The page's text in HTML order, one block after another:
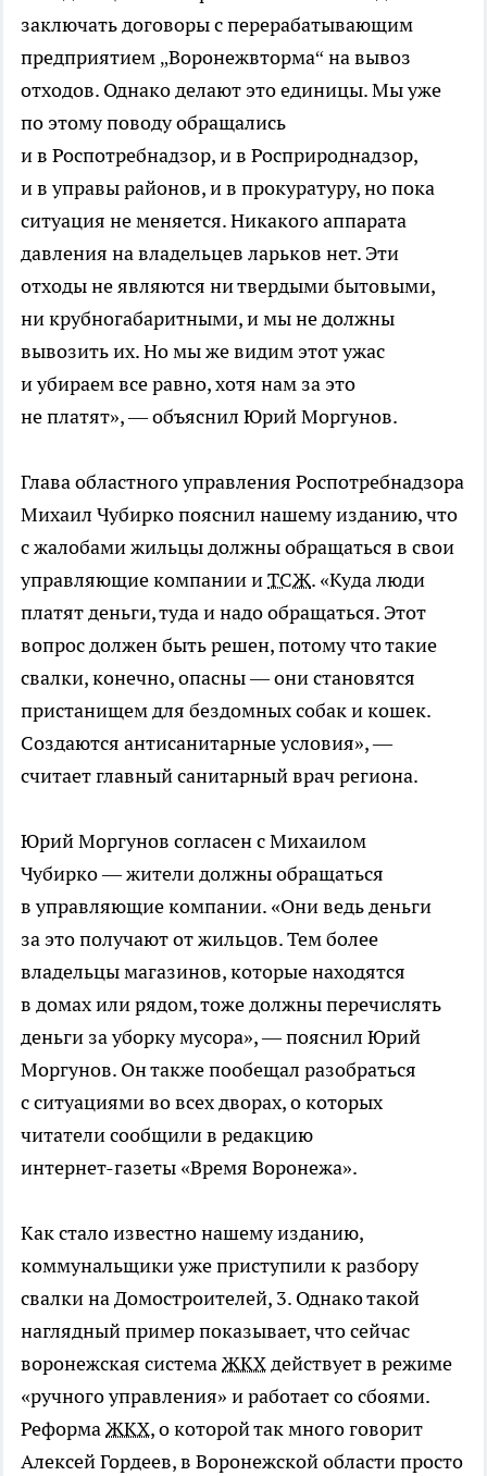
заключать договоры с перерабатывающим
предприятием „Воронежвторма“ на вывоз
отходов. Однако делают это единицы. Мы уже
по этому поводу обращались
и в Роспотребнадзор, и в Росприроднадзор,
и в управы районов, и в прокуратуру, но пока
ситуация не меняется. Никакого аппарата
давления на владельцев ларьков нет. Эти
отходы не являются ни твердыми бытовыми,
ни крубногабаритными, и мы не должны
вывозить их. Но мы же видим этот ужас
и убираем все равно, хотя нам за это
не платят», — объяснил Юрий Моргунов.
Глава областного управления Роспотребнадзора
Михаил Чубирко пояснил нашему изданию, что
с жалобами жильцы должны обращаться в свои
управляющие компании иТСЖ. «Куда люди
платят деньги, туда и надо обращаться. Этот
вопрос должен быть решен, потому что такие
свалки, конечно, опасны — они становятся
пристанищем для бездомных собак и кошек.
Создаются антисанитарные условия», —
считает главный санитарный врач региона.
Юрий Моргунов согласен с Михаилом
Чубирко — жители должны обращаться
в управляющие компании. «Они ведь деньги
за это получают от жильцов. Тем более
владельцы магазинов, которые находятся
в домах или рядом, тоже должны перечислять
деньги за уборку мусора», — пояснил Юрий
Моргунов. Он также пообещал разобраться
с ситуациями во всех дворах, о которых
читатели сообщили в редакцию
интернет-газеты «Время Воронежа».
Как стало известно нашему изданию,
коммунальщики уже приступили к разбору
свалки на Домостроителей, 3. Однако такой
наглядный пример показывает, что сейчас
воронежская системаЖКХдействует в режиме
«ручного управления» и работает со сбоями.
РеформаЖКХ, о которой так много говорит
Алексей Гордеев, в Воронежской области просто